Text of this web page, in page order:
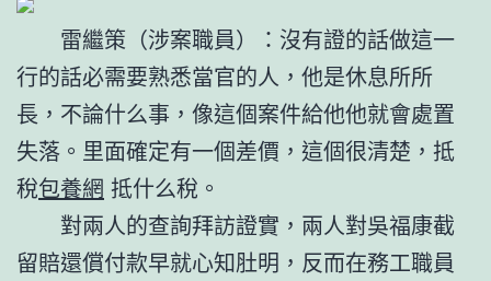
雷繼策（涉案職員）：沒有證的話做這一
行的話必需要熟悉當官的人，他是休息所所
長，不論什么事，像這個案件給他他就會處置
失落。里面確定有一個差價，這個很清楚，抵
稅包養網 抵什么稅。
對兩人的查詢拜訪證實，兩人對吳福康截
留賠還償付款早就心知肚明，反而在務工職員